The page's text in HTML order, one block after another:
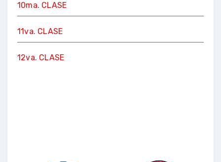
10ma. CLASE
11va. CLASE
12va. CLASE